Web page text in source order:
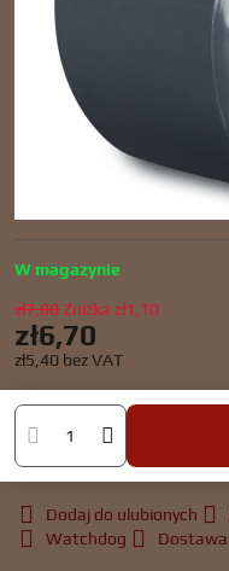
W magazynie
zł7,80Zniżka zł1,10
zł6,70
zł5,40 bez VAT
Dodaj do ulubionych
Watchdog
Dostawa